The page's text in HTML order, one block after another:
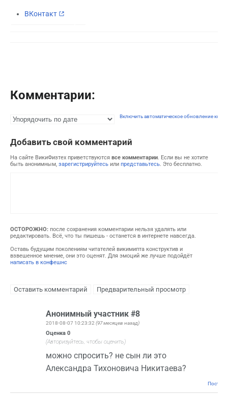
ВКонтакт
Комментарии:
Включить автоматическое обновление
Добавить свой комментарий
На сайте ВикиФизтех приветствуются все комментарии . Если вы не хотите
быть анонимным, зарегистрируйтесь или представьтесь . Это бесплатно.
ОСТОРОЖНО: после сохранения комментарии нельзя удалять или
редактировать. Всё, что ты пишешь - останется в интернете навсегда.
Оставь будущим поколениям читателей викимипта конструктив и
взвешенное мнение, они это оценят. Для эмоций же лучше подойдёт
написать в конфешнс
Анонимный участник #8
2018-08-07 10:23:32 (97 месяцев назад)
Оценка 0
(Авторизуйтесь, чтобы оценить)
можно спросить? не сын ли это
Александра Тихоновича Никитаева?